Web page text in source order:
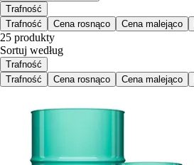
Trafność
Trafność
Cena rosnąco Cena malejąco
25 produkty
Sortuj według
Trafność
Trafność
Cena rosnąco Cena malejąco